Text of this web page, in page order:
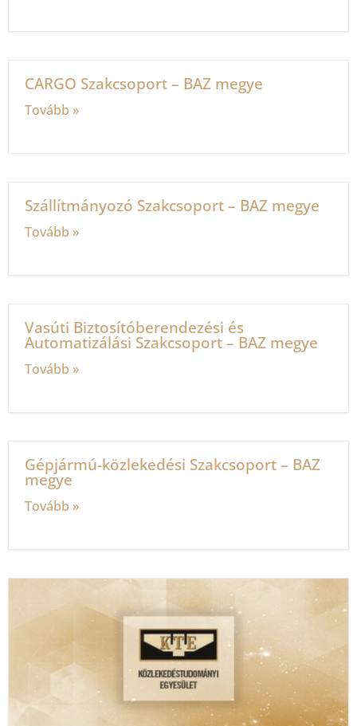
CARGO Szakcsoport – BAZ megye
Tovább »
Szállítmányozó Szakcsoport – BAZ megye
Tovább »
Vasúti Biztosítóberendezési és
Automatizálási Szakcsoport – BAZ megye
Tovább »
Gépjármú-közlekedési Szakcsoport – BAZ
megye
Tovább »